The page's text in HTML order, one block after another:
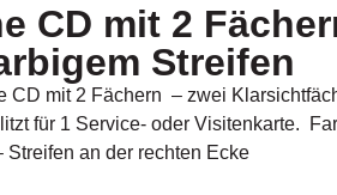
CD mit 2
Streifen
CD mit 2 Fächern – zwei
für 1 Service- oder Visitenkarte.
Streifen an der rechten Ecke